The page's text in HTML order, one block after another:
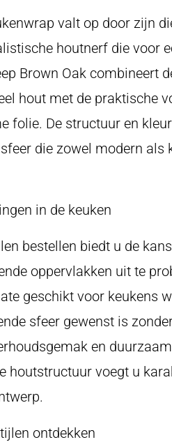
valt op door zijn
houtnerf die voor
Brown Oak combineert
hout met de praktische
folie. De structuur en
die zowel modern als
in de keuken
bestellen biedt u de
oppervlakken uit te
geschikt voor keukens
sfeer gewenst is
en
houtstructuur voegt u
ontdekken